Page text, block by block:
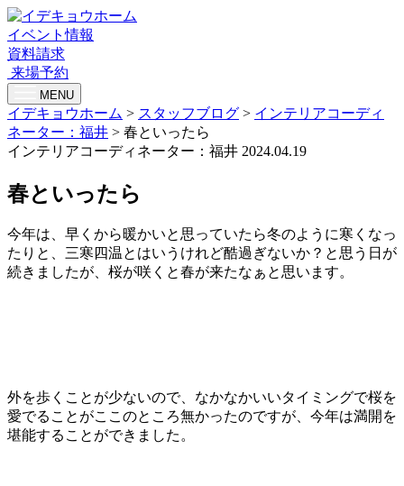
イベント情報
資料請求
来場予約
MENU
イデキョウホーム > スタッフブログ > インテリアコーディ
ネーター：福井 > 春といったら
インテリアコーディネーター：福井 2024.04.19
春といったら
今年は、早くから暖かいと思っていたら冬のように寒くなっ
たりと、三寒四温とはいうけれど酷過ぎないか？と思う日が
続きましたが、桜が咲くと春が来たなぁと思います。
外を歩くことが少ないので、なかなかいいタイミングで桜を
愛でることがここのところ無かったのですが、今年は満開を
堪能することができました。